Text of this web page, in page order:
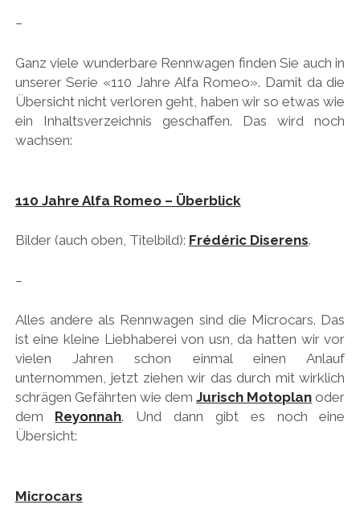
–
Ganz viele wunderbare Rennwagen finden Sie auch in
unserer Serie «110 Jahre Alfa Romeo». Damit da die
Übersicht nicht verloren geht, haben wir so etwas wie
ein Inhaltsverzeichnis geschaffen. Das wird noch
wachsen:
110 Jahre Alfa Romeo – Überblick
Bilder (auch oben, Titelbild): Frédéric Diserens.
–
Alles andere als Rennwagen sind die Microcars. Das
ist eine kleine Liebhaberei von usn, da hatten wir vor
vielen Jahren schon einmal einen Anlauf
unternommen, jetzt ziehen wir das durch mit wirklich
schrägen Gefährten wie demJurisch Motoplan oder
dem Reyonnah. Und dann gibt es noch eine
Übersicht:
Microcars